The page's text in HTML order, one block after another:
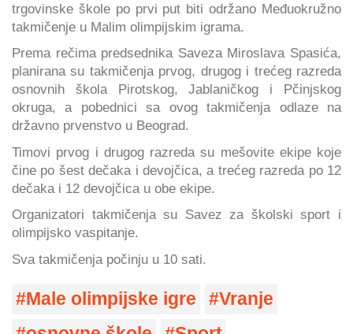
trgovinske škole po prvi put biti održano Međuokružno
takmičenje u Malim olimpijskim igrama.
Prema rečima predsednika Saveza Miroslava Spasića,
planirana su takmičenja prvog, drugog i trećeg razreda
osnovnih škola Pirotskog, Jablaničkog i Pčinjskog
okruga, a pobednici sa ovog takmičenja odlaze na
državno prvenstvo u Beograd.
Timovi prvog i drugog razreda su mešovite ekipe koje
čine po šest dečaka i devojčica, a trećeg razreda po 12
dečaka i 12 devojčica u obe ekipe.
Organizatori takmičenja su Savez za školski sport i
olimpijsko vaspitanje.
Sva takmičenja počinju u 10 sati.
Male olimpijske igre
Vranje